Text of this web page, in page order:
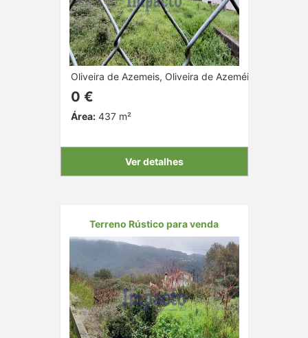
Oliveira de Azemeis, Oliveira de Azeméis, Aveiro
0 €
Área:437 m²
Ver detalhes
Terreno Rústico para venda